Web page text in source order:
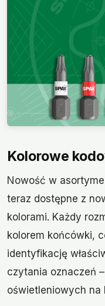
Kolorowe
Nowość w
teraz dostępne z
kolorami. Każdy
kolorem końcówki,
identyfikację
czytania oznaczeń
oświetleniowych na